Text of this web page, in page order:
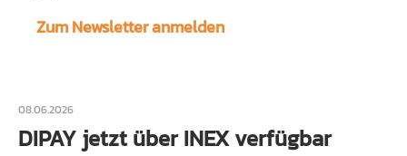
Zum Newsletter anmelden
08.06.2026
DIPAY jetzt über INEX verfügbar